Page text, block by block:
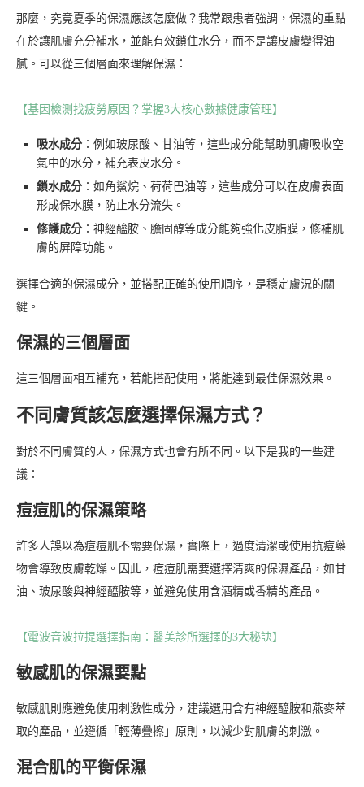
那麼，究竟夏季的保濕應該怎麼做？我常跟患者強調，保濕的重點
在於讓肌膚充分補水，並能有效鎖住水分，而不是讓皮膚變得油
膩。可以從三個層面來理解保濕：
【基因檢測找疲勞原因？掌握3大核心數據健康管理】
吸水成分 ：例如玻尿酸、甘油等，這些成分能幫助肌膚吸收空
氣中的水分，補充表皮水分。
鎖水成分 ：如角鯊烷、荷荷巴油等，這些成分可以在皮膚表面
形成保水膜，防止水分流失。
修護成分 ：神經醯胺、膽固醇等成分能夠強化皮脂膜，修補肌
膚的屏障功能。
選擇合適的保濕成分，並搭配正確的使用順序，是穩定膚況的關
鍵。
保濕的三個層面
這三個層面相互補充，若能搭配使用，將能達到最佳保濕效果。
不同膚質該怎麼選擇保濕方式？
對於不同膚質的人，保濕方式也會有所不同。以下是我的一些建
議：
痘痘肌的保濕策略
許多人誤以為痘痘肌不需要保濕，實際上，過度清潔或使用抗痘藥
物會導致皮膚乾燥。因此，痘痘肌需要選擇清爽的保濕產品，如甘
油、玻尿酸與神經醯胺等，並避免使用含酒精或香精的產品。
【電波音波拉提選擇指南：醫美診所選擇的3大秘訣】
敏感肌的保濕要點
敏感肌則應避免使用刺激性成分，建議選用含有神經醯胺和燕麥萃
取的產品，並遵循「輕薄疊擦」原則，以減少對肌膚的刺激。
混合肌的平衡保濕